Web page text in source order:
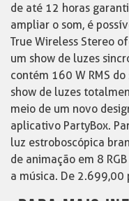
de até 12 horas
ampliar o som, é
True Wireless Stereo
um show de luzes
contém 160 W RMS
show de luzes
meio de um novo
aplicativo PartyBox.
luz estroboscópica
de animação em 8
a música. De 2.699,00